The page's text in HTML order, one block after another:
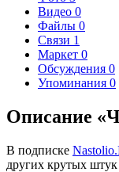
Видео 0
Файлы 0
Связи 1
Маркет 0
Обсуждения 0
Упоминания 0
Описание
В подписке
других крутых